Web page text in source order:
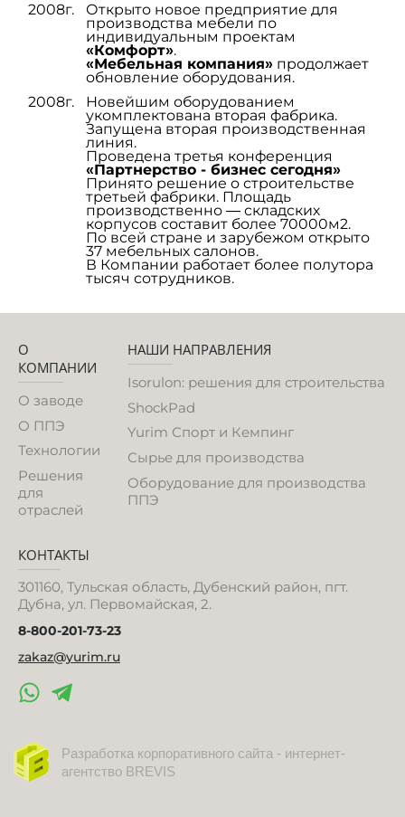
2008г.
Открыто новое предприятие для
производства мебели по
индивидуальным проектам
«Комфорт».
«Мебельная компания»продолжает
обновление оборудования.
2008г.
Новейшим оборудованием
укомплектована вторая фабрика.
Запущена вторая производственная
линия.
Проведена третья конференция
«Партнерство - бизнес сегодня»
Принято решение о строительстве
третьей фабрики. Площадь
производственно — складских
корпусов составит более 70000м2.
По всей стране и зарубежом открыто
37 мебельных салонов.
В Компании работает более полутора
тысяч сотрудников.
О
КОМПАНИИ
О заводе
О ППЭ
Технологии
Решения
для
отраслей
НАШИ НАПРАВЛЕНИЯ
Isorulon: решения для строительства
ShockPad
Yurim Спорт и Кемпинг
Сырье для производства
Оборудование для производства
ППЭ
КОНТАКТЫ
301160, Тульская область, Дубенский район, пгт.
Дубна, ул. Первомайская, 2.
8-800-201-73-23
zakaz@yurim.ru
Разработка корпоративного сайта - интернет-
агентство BREVIS